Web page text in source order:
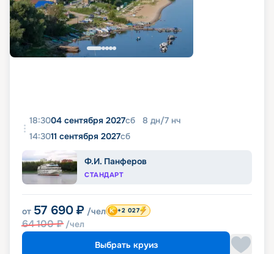
18:3004 сентября 2027сб 8 дн/7 нч
14:3011 сентября 2027сб
Ф.И. Панферов
СТАНДАРТ
от 57 690 ₽ /чел
64 100₽ /чел
+2 027
Выбрать круиз